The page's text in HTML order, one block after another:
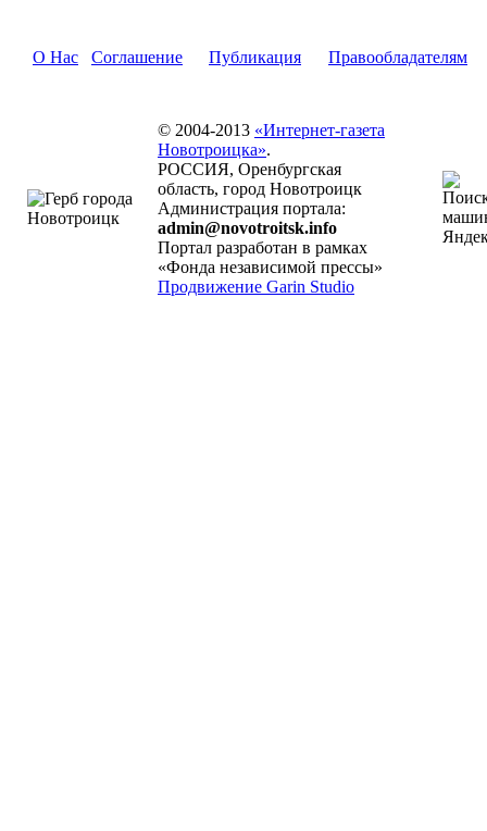
О Нас Соглашение Публикация Правообладателям
© 2004-2013 «Интернет-газета
Новотроицка».
РОССИЯ, Оренбургская
область, город Новотроицк
Администрация портала:
admin@novotroitsk.info
Портал разработан в рамках
«Фонда независимой прессы»
Продвижение Garin Studio